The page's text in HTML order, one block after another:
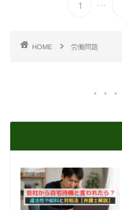
1
HOME 労働問題